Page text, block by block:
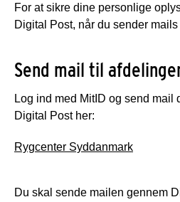
For at sikre dine personlige
Digital Post, når du sender mails
Send mail til
Log ind med MitID og send mail
Digital Post her:
Rygcenter Syddanmark
Du skal sende mailen gennem